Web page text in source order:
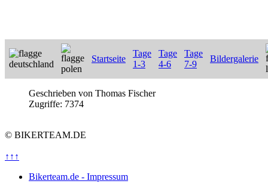
Startseite
Tage
1-3
Tage
4-6
Tage
7-9
Bildergalerie
Geschrieben von Thomas Fischer
Zugriffe: 7374
© BIKERTEAM.DE
↑↑↑
Bikerteam.de - Impressum